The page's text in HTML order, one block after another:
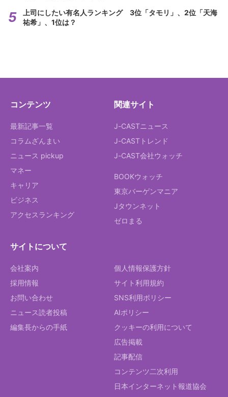
上司にしたい有名人ランキング 3位「タモリ」、2位「天海
祐希」、1位は？
コンテンツ
最新記事一覧
コラムざんまい
ニュース pickup
マネー
キャリア
ビジネス
アクセスランキング
関連サイト
J-CASTニュース
J-CASTトレンド
J-CAST会社ウォッチ
BOOKウォッチ
東京バーゲンマニア
Jタウンネット
ゼロまる
サイトについて
会社案内
採用情報
お問い合わせ
ニュース読者投稿
編集長からの手紙
個人情報保護方針
サイト利用規約
SNS利用ポリシー
AIポリシー
クッキーの利用について
広告掲載
記事配信
コンテンツ二次利用
日本インターネット報道協会